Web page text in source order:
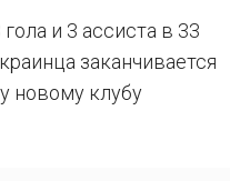
и 3 ассиста в 33
заканчивается
новому клубу